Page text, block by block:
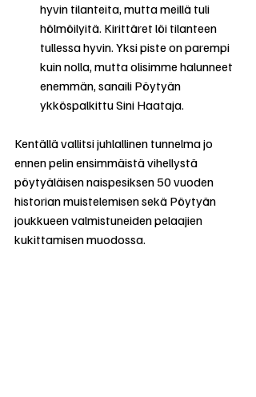
hyvin tilanteita, mutta meillä tuli
hölmöilyitä. Kirittäret löi tilanteen
tullessa hyvin. Yksi piste on parempi
kuin nolla, mutta olisimme halunneet
enemmän, sanaili Pöytyän
ykköspalkittu Sini Haataja.
Kentällä vallitsi juhlallinen tunnelma jo
ennen pelin ensimmäistä vihellystä
pöytyäläisen naispesiksen 50 vuoden
historian muistelemisen sekä Pöytyän
joukkueen valmistuneiden pelaajien
kukittamisen muodossa.